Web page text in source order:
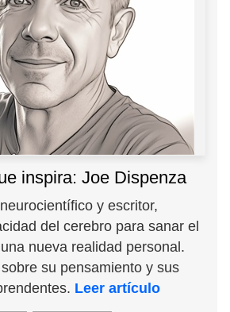
inspira: Joe Dispenza
y escritor,
del cerebro para sanar el
nueva realidad personal.
su pensamiento y sus
Leer artículo